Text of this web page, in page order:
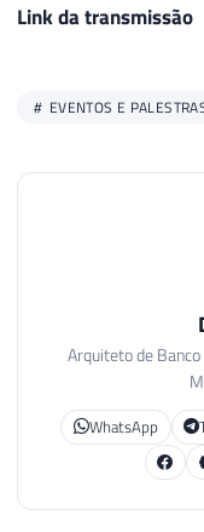
Link da transmissão
EVENTOS E
Arquiteto de Banco
WhatsApp